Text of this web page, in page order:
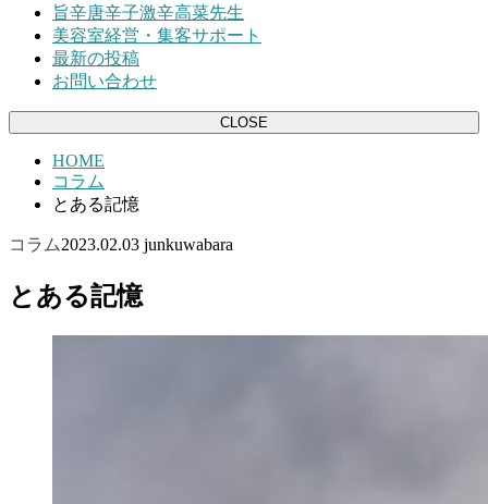
旨辛唐辛子激辛高菜先生
美容室経営・集客サポート
最新の投稿
お問い合わせ
CLOSE
HOME
コラム
とある記憶
コラム2023.02.03 junkuwabara
とある記憶